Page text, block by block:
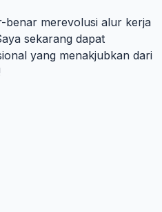
benar merevolusi alur kerja
sekarang dapat
yang menakjubkan dari